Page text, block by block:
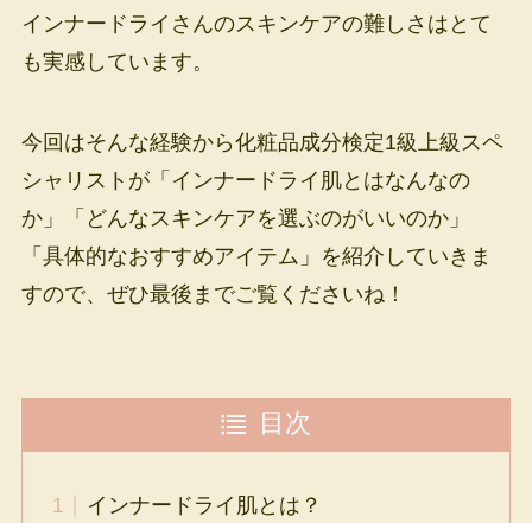
インナードライさんのスキンケアの難しさはとて
も実感しています。
今回はそんな経験から化粧品成分検定1級上級スペ
シャリストが「インナードライ肌とはなんなの
か」「どんなスキンケアを選ぶのがいいのか」
「具体的なおすすめアイテム」を紹介していきま
すので、ぜひ最後までご覧くださいね！
目次
インナードライ肌とは？